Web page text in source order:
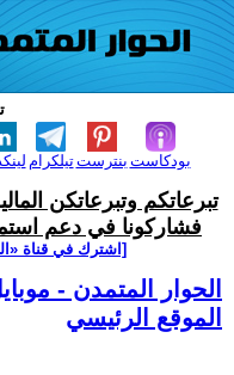
تيلكرامبنترست بودكاست
تبرعاتكم وتبرعاتكن
فشاركونا في دعم
[اشترك في قناة
الحوار المتمدن -
الموقع الرئيسي